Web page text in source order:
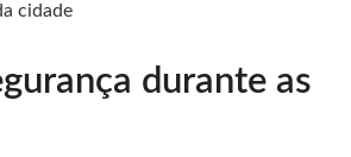
cidade
durante as